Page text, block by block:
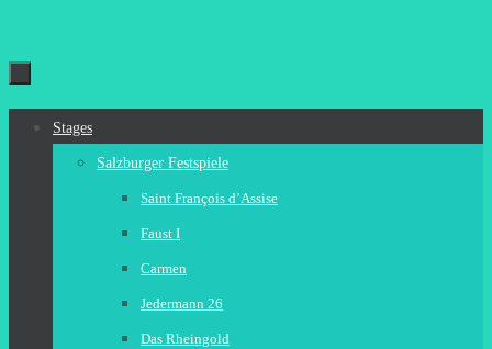
Zum
Stages
Salzburger Festspiele
Saint François d’Assise
Faust I
Carmen
Jedermann 26
Das Rheingold